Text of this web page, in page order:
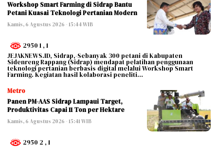
Workshop Smart Farming di Sidrap Bantu
Petani Kuasai Teknologi Pertanian Modern
Kamis, 6 Agustus 2026 - 15:44 WIB
2950 1 , 1
JEJAKNEWS.ID, Sidrap,-Sebanyak 300 petani di Kabupaten
Sidenreng Rappang (Sidrap) mendapat pelatihan penggunaan
teknologi pertanian berbasis digital melalui Workshop Smart
Farming. Kegiatan hasil kolaborasi peneliti…
Metro
Panen PM-AAS Sidrap Lampaui Target,
Produktivitas Capai 11 Ton per Hektare
Kamis, 6 Agustus 2026 - 15:41 WIB
2950 2 , 1